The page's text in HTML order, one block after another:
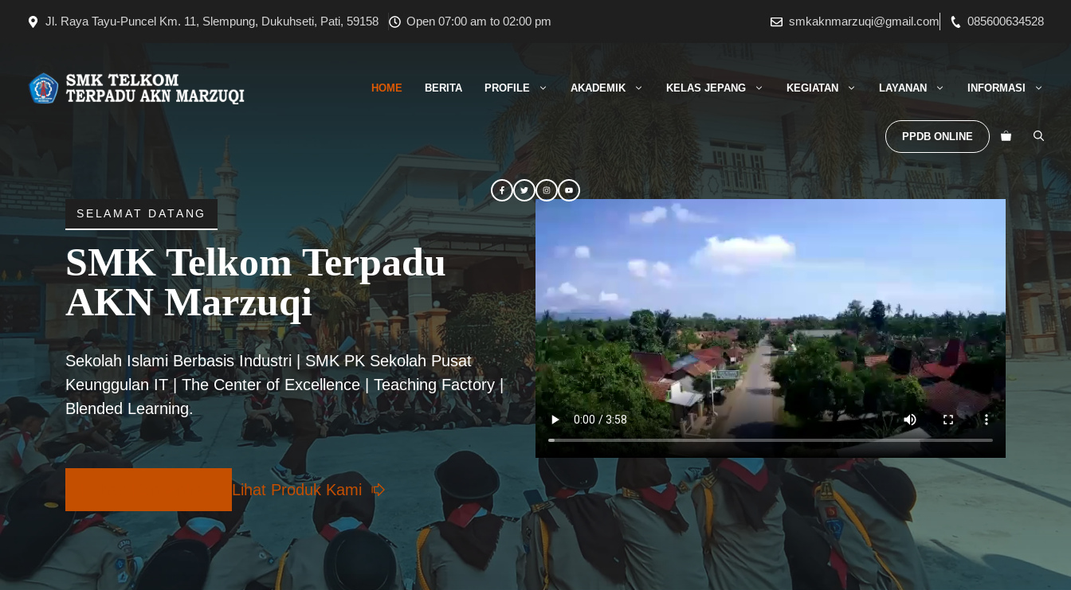
Jl. Raya Tayu-Puncel Km. 11, Slempung, Dukuhseti, Pati, 59158 Open 07:00 am to 02:00 pm smkaknmarzuqi@gmail.com 085600634528
HOME BERITA PROFILE AKADEMIK KELAS JEPANG KEGIATAN LAYANAN INFORMASI
PPDB ONLINE
SELAMAT DATANG
SMK Telkom Terpadu
AKN Marzuqi
Sekolah Islami Berbasis Industri | SMK PK Sekolah Pusat
Keunggulan IT | The Center of Excellence | Teaching Factory |
Blended Learning.
Lihat Produk Kami